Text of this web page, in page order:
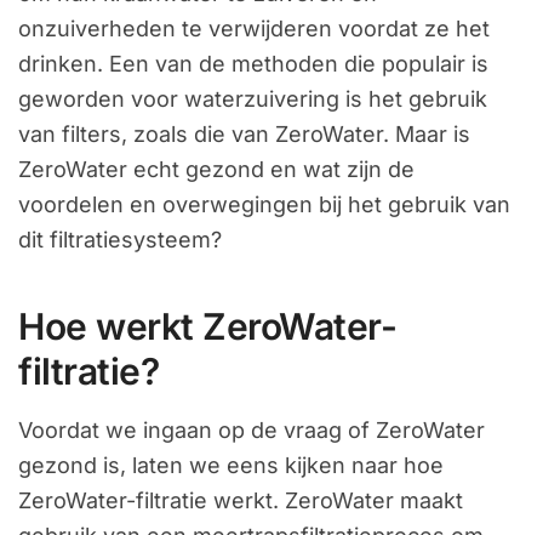
onzuiverheden te verwijderen voordat ze het
drinken. Een van de methoden die populair is
geworden voor waterzuivering is het gebruik
van filters, zoals die van ZeroWater. Maar is
ZeroWater echt gezond en wat zijn de
voordelen en overwegingen bij het gebruik van
dit filtratiesysteem?
Hoe werkt ZeroWater-
filtratie?
Voordat we ingaan op de vraag of ZeroWater
gezond is, laten we eens kijken naar hoe
ZeroWater-filtratie werkt. ZeroWater maakt